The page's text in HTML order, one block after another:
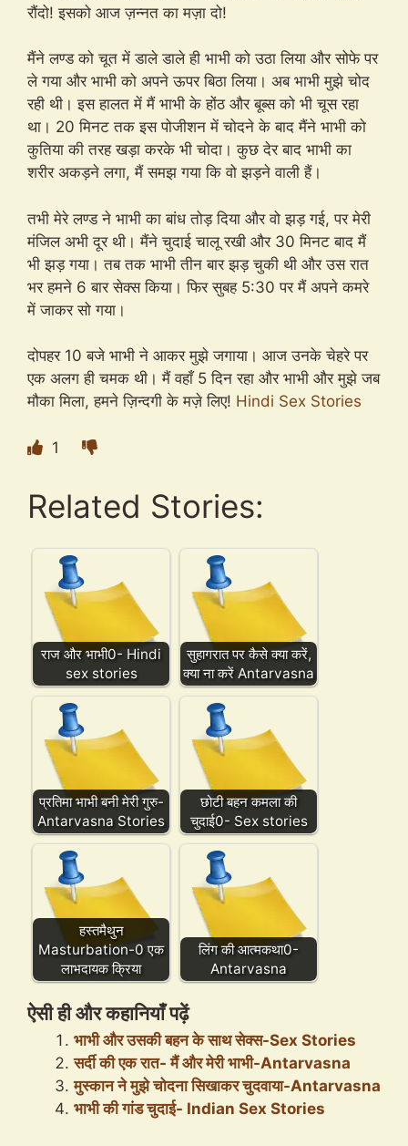
रौंदो! इसको आज ज़न्नत का मज़ा दो!
मैंने लण्ड को चूत में डाले डाले ही भाभी को उठा लिया और सोफे पर
ले गया और भाभी को अपने ऊपर बिठा लिया। अब भाभी मुझे चोद
रही थी। इस हालत में मैं भाभी के होंठ और बूब्स को भी चूस रहा
था। 20 मिनट तक इस पोजीशन में चोदने के बाद मैंने भाभी को
कुतिया की तरह खड़ा करके भी चोदा। कुछ देर बाद भाभी का
शरीर अकड़ने लगा, मैं समझ गया कि वो झड़ने वाली हैं।
तभी मेरे लण्ड ने भाभी का बांध तोड़ दिया और वो झड़ गई, पर मेरी
मंजिल अभी दूर थी। मैंने चुदाई चालू रखी और 30 मिनट बाद मैं
भी झड़ गया। तब तक भाभी तीन बार झड़ चुकी थी और उस रात
भर हमने 6 बार सेक्स किया। फिर सुबह 5:30 पर मैं अपने कमरे
में जाकर सो गया।
दोपहर 10 बजे भाभी ने आकर मुझे जगाया। आज उनके चेहरे पर
एक अलग ही चमक थी। मैं वहाँ 5 दिन रहा और भाभी और मुझे जब
मौका मिला, हमने ज़िन्दगी के मज़े लिए! Hindi Sex Stories
1
Related Stories:
राज और भाभी0- Hindi
sex stories
सुहागरात पर कैसे क्या करें,
क्या ना करें Antarvasna
प्रतिमा भाभी बनी मेरी गुरु-
Antarvasna Stories
छोटी बहन कमला की
चुदाई0- Sex stories
हस्तमैथुन
Masturbation-0 एक
लाभदायक क्रिया
लिंग की आत्मकथा0-
Antarvasna
ऐसी ही और कहानियाँ पढ़ें
भाभी और उसकी बहन के साथ सेक्स-Sex Stories
सर्दी की एक रात- मैं और मेरी भाभी-Antarvasna
मुस्कान ने मुझे चोदना सिखाकर चुदवाया-Antarvasna
भाभी की गांड चुदाई- Indian Sex Stories